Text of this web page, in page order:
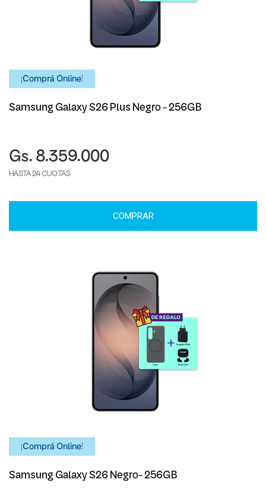
¡Comprá Online!
Samsung Galaxy S26 Plus Negro - 256GB
Gs. 8.359.000
HASTA 24 CUOTAS
COMPRAR
¡Comprá Online!
Samsung Galaxy S26 Negro- 256GB